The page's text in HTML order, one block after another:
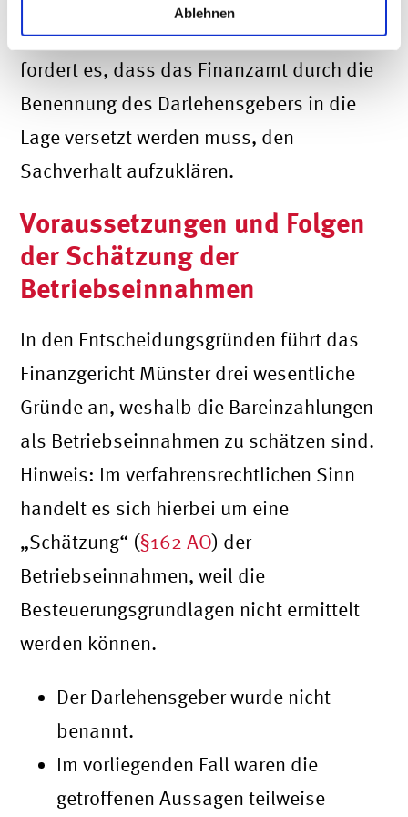
Ablehnen
dem Finanzgericht nicht. Stattdessen
fordert es, dass das Finanzamt durch die
Benennung des Darlehensgebers in die
Lage versetzt werden muss, den
Sachverhalt aufzuklären.
Voraussetzungen und Folgen
der Schätzung der
Betriebseinnahmen
In den Entscheidungsgründen führt das
Finanzgericht Münster drei wesentliche
Gründe an, weshalb die Bareinzahlungen
als Betriebseinnahmen zu schätzen sind.
Hinweis: Im verfahrensrechtlichen Sinn
handelt es sich hierbei um eine
„Schätzung“ (§162 AO) der
Betriebseinnahmen, weil die
Besteuerungsgrundlagen nicht ermittelt
werden können.
Der Darlehensgeber wurde nicht
benannt.
Im vorliegenden Fall waren die
getroffenen Aussagen teilweise